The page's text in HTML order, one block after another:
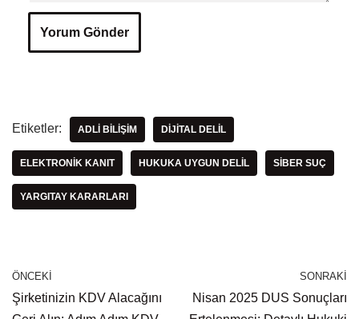
Etiketler: ADLI BILIŞIM DIJITAL DELIL
ELEKTRONIK KANIT HUKUKA UYGUN DELIL SIBER SUÇ
YARGITAY KARARLARI
ÖNCEKI
Şirketinizin KDV Alacağını
SONRAKI
Nisan 2025 DUS Sonuçları